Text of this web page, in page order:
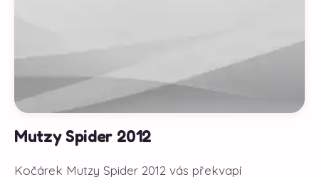
Mutzy Spider 2012
Kočárek Mutzy Spider 2012 vás překvapí